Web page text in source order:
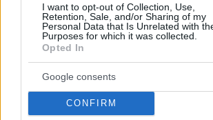
I want to opt-out of Collection, Use,
Retention, Sale, and/or Sharing of my
Personal Data that Is Unrelated with
Purposes for which it was collected.
Opted In
Google consents
CONFIRM